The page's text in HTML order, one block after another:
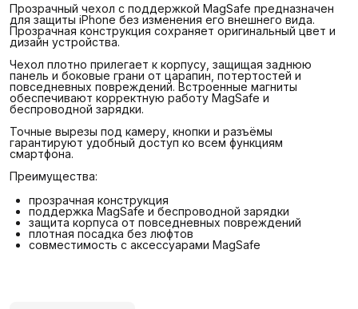
Прозрачный чехол с поддержкой MagSafe предназначен
для защиты iPhone без изменения его внешнего вида.
Прозрачная конструкция сохраняет оригинальный цвет и
дизайн устройства.
Чехол плотно прилегает к корпусу, защищая заднюю
панель и боковые грани от царапин, потертостей и
повседневных повреждений. Встроенные магниты
обеспечивают корректную работу MagSafe и
беспроводной зарядки.
Точные вырезы под камеру, кнопки и разъёмы
гарантируют удобный доступ ко всем функциям
смартфона.
Преимущества:
прозрачная конструкция
поддержка MagSafe и беспроводной зарядки
защита корпуса от повседневных повреждений
плотная посадка без люфтов
совместимость с аксессуарами MagSafe